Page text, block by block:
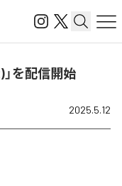
を配信開始
2025.5.12